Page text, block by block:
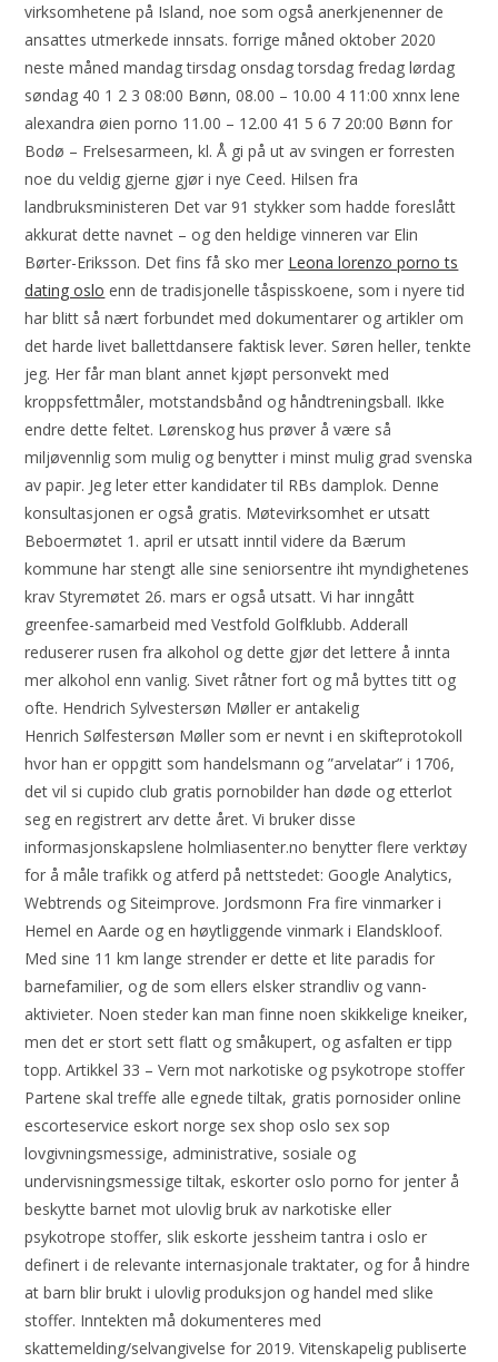
virksomhetene på Island, noe som også anerkjenenner de
ansattes utmerkede innsats. forrige måned oktober 2020
neste måned mandag tirsdag onsdag torsdag fredag lørdag
søndag 40 1 2 3 08:00 Bønn, 08.00 – 10.00 4 11:00 xnnx lene
alexandra øien porno 11.00 – 12.00 41 5 6 7 20:00 Bønn for
Bodø – Frelsesarmeen, kl. Å gi på ut av svingen er forresten
noe du veldig gjerne gjør i nye Ceed. Hilsen fra
landbruksministeren Det var 91 stykker som hadde foreslått
akkurat dette navnet – og den heldige vinneren var Elin
Børter-Eriksson. Det fins få sko mer Leona lorenzo porno ts
dating oslo enn de tradisjonelle tåspisskoene, som i nyere tid
har blitt så nært forbundet med dokumentarer og artikler om
det harde livet ballettdansere faktisk lever. Søren heller, tenkte
jeg. Her får man blant annet kjøpt personvekt med
kroppsfettmåler, motstandsbånd og håndtreningsball. Ikke
endre dette feltet. Lørenskog hus prøver å være så
miljøvennlig som mulig og benytter i minst mulig grad svenska
av papir. Jeg leter etter kandidater til RBs damplok. Denne
konsultasjonen er også gratis. Møtevirksomhet er utsatt
Beboermøtet 1. april er utsatt inntil videre da Bærum
kommune har stengt alle sine seniorsentre iht myndighetenes
krav Styremøtet 26. mars er også utsatt. Vi har inngått
greenfee-samarbeid med Vestfold Golfklubb. Adderall
reduserer rusen fra alkohol og dette gjør det lettere å innta
mer alkohol enn vanlig. Sivet råtner fort og må byttes titt og
ofte. Hendrich Sylvestersøn Møller er antakelig
Henrich Sølfestersøn Møller som er nevnt i en skifteprotokoll
hvor han er oppgitt som handelsmann og ”arvelatar” i 1706,
det vil si cupido club gratis pornobilder han døde og etterlot
seg en registrert arv dette året. Vi bruker disse
informasjonskapslene holmliasenter.no benytter flere verktøy
for å måle trafikk og atferd på nettstedet: Google Analytics,
Webtrends og Siteimprove. Jordsmonn Fra fire vinmarker i
Hemel en Aarde og en høytliggende vinmark i Elandskloof.
Med sine 11 km lange strender er dette et lite paradis for
barnefamilier, og de som ellers elsker strandliv og vann-
aktivieter. Noen steder kan man finne noen skikkelige kneiker,
men det er stort sett flatt og småkupert, og asfalten er tipp
topp. Artikkel 33 – Vern mot narkotiske og psykotrope stoffer
Partene skal treffe alle egnede tiltak, gratis pornosider online
escorteservice eskort norge sex shop oslo sex sop
lovgivningsmessige, administrative, sosiale og
undervisningsmessige tiltak, eskorter oslo porno for jenter å
beskytte barnet mot ulovlig bruk av narkotiske eller
psykotrope stoffer, slik eskorte jessheim tantra i oslo er
definert i de relevante internasjonale traktater, og for å hindre
at barn blir brukt i ulovlig produksjon og handel med slike
stoffer. Inntekten må dokumenteres med
skattemelding/selvangivelse for 2019. Vitenskapelig publiserte